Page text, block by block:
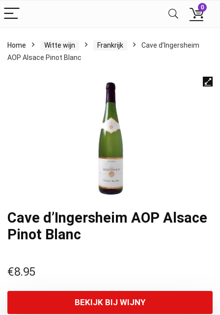
0
Home Witte wijn Frankrijk
Cave d’Ingersheim
AOP Alsace Pinot Blanc
Cave d’Ingersheim AOP Alsace
Pinot Blanc
€8.95
BEKIJK BIJ WIJNY